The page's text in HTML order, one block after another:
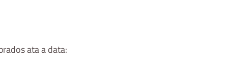
ata a data: